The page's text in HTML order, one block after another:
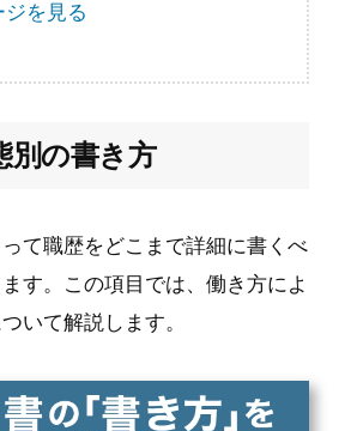
を見る
別の書き方
て職歴をどこまで詳細に書くべ
す。この項目では、働き方によ
いて解説します。